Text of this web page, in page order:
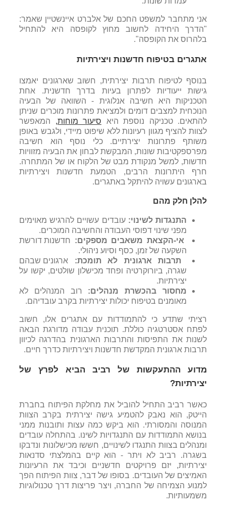
אני מתחבר למשפט החכם של אלברט איינשטיין שאמר:
"הדרך היחידה לחשוב מחוץ לקופסה היא להתחיל
בלהרוס את הקופסה".
אתגרים בטיפוח חדשנות ויצירתיות
בנוסף לטיפוח תרבות יצירתית, חשוב שארגונים יאמצו
גישות ייעודיות לפתרון בעיות בדרך חדשנית. אחת
הטכניקות היא חשיבה אנלוגית - השוואה של הבעיה
הנוכחית למצבים דומים ולמציאת פתרונות מוכרים שניתן
להתאים. טכניקה נוספת היא סיעור מוחות, המאפשר
לצוות להציף מגוון רעיונות ללא שיפוט מיידי, ולגבש באופן
משותף פתרונות יצירתיים. כלי נוסף הוא חשיבה
מפרספקטיבות שונות, המבקשת לבחון את הבעיה מזוויות
חדשות, למשל מנקודת מבט של הלקוח או של המתחרה.
חרף היתרונות הרבים, הטמעת חדשנות ויצירתיות
בארגונים עשויה להיתקל באתגרים.
להלן חלק מהם
התנגדות לשינוי: עובדים עשויים להרגיש מאוימים
מפני שינוי דפוסי העבודה והחשיבה המוכרים.
אי-הקצאת משאבים מספקים: חדשנות דורשת
השקעה של זמן, כסף וסיוע ניהולי.
תרבות
ארגונית לא תומכת: ארגונים שבהם
שגרה, ביורוקרטיה ופחד מכישלון שולטים, יקשו על
יצירתיות.
מחסור בהכשרת מנהלים: רוב המנהלים לא
מאומנים בטיפוח יכולות יצירתיות בקרב עובדיהם.
רציתי שתדע כי להתמודדות עם אתגרים אלו, חשוב
לפתח אסטרטגיה כוללת. תוכנית עבודה מדורגת הבאה
לשנות את התפיסות והתרבות הארגונית בהדרגה לכיוון
תרבות ארגונית המקדשת חדשנות ויצירתיות כדרך חיים.
מדוע ההתעקשות של רביב הביא לפרץ של
יצירתיות?
כאשר רביב התחיל להוביל את מחלקת הפיתוח בחברת
הייטק, הוא נאבק להטמיע גישה יצירתית בקרב הצוות
המנוסה והמסורתי. הוא ביקש כמה עצות ותובנות ממני
בנושא התמודדות עם התנגדויות לשינו. בהתחלה עובדים
ומנהלים בצוות התנגדו לשינויים, חששו מכישלונות ונדבקו
בשגרה. רביב לא ויתר - הוא קיים בהמלצתי סדנאות
יצירתיות, יזם פרויקטים חדשניים וכיבד את הרעיונות
האמיצים של העובדים. בסופו של דבר, צוות הפיתוח הפך
למנוע הצמיחה של החברה, ויצר פריצות דרך טכנולוגיות
משמעותיות.